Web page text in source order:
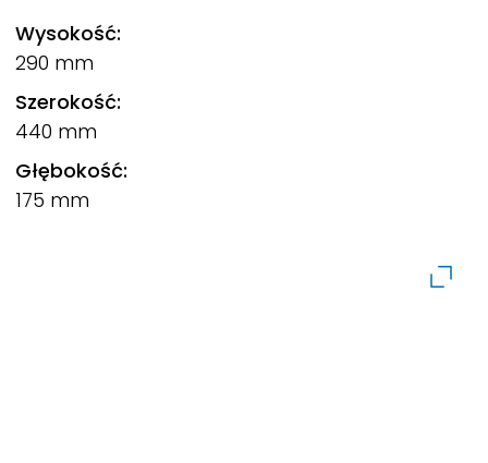
Wysokość:
290 mm
Szerokość:
440 mm
Głębokość:
175 mm